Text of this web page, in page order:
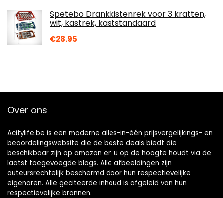
Spetebo Drankkistenrek voor 3 kratten,
wit, kastrek, kaststandaard
€28.95
Over ons
Acitylife.be is een moderne alles-in-één prijsvergelijkings- en
beoordelingswebsite die de beste deals biedt die
beschikbaar zijn op amazon en u op de hoogte houdt via de
laatst toegevoegde blogs. Alle afbeeldingen zijn
auteursrechtelijk beschermd door hun respectievelijke
eigenaren. Alle geciteerde inhoud is afgeleid van hun
respectievelijke bronnen.